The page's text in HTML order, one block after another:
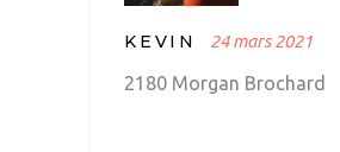
KEVIN 24 mars 2021
2180 Morgan Brochard